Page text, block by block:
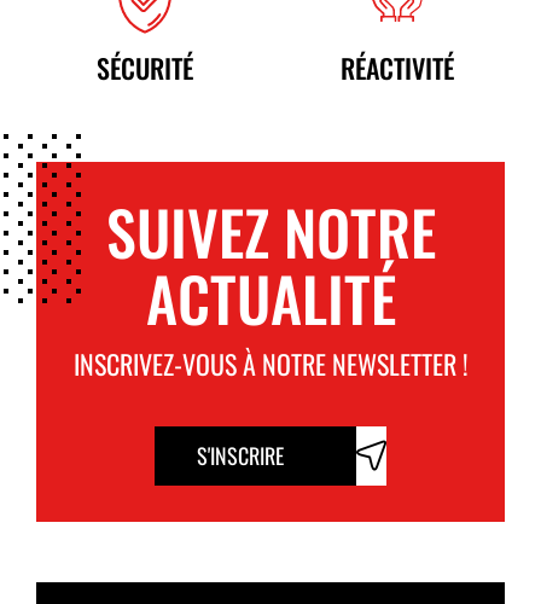
SÉCURITÉ RÉACTIVITÉ
SUIVEZ NOTRE
ACTUALITÉ
INSCRIVEZ-VOUS À NOTRE NEWSLETTER !
S'INSCRIRE